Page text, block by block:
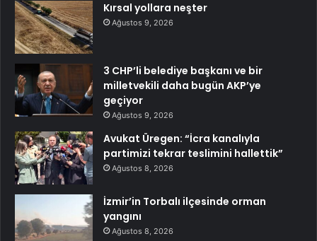
Kırsal yollara neşter
Ağustos 9, 2026
3 CHP’li belediye başkanı ve bir
milletvekili daha bugün AKP’ye
geçiyor
Ağustos 9, 2026
Avukat Üregen: “İcra kanalıyla
partimizi tekrar teslimini hallettik”
Ağustos 8, 2026
İzmir’in Torbalı ilçesinde orman
yangını
Ağustos 8, 2026